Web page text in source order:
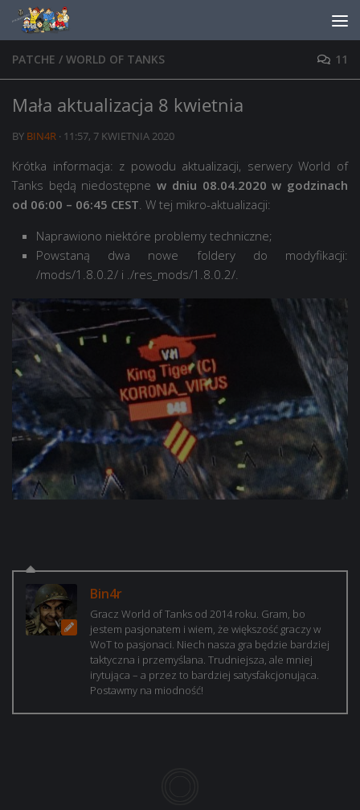
Skip to content
PATCHE / WORLD OF TANKS 11
Mała aktualizacja 8 kwietnia
BY BIN4R · 11:57, 7 KWIETNIA 2020
Krótka informacja: z powodu aktualizacji, serwery World of
Tanks będą niedostępnew dniu 08.04.2020 w godzinach
od 06:00 – 06:45 CEST. W tej mikro-aktualizacji:
Naprawiono niektóre problemy techniczne;
Powstaną dwa nowe foldery do modyfikacji:
/mods/1.8.0.2/ i ./res_mods/1.8.0.2/.
Bin4r
Gracz World of Tanks od 2014 roku. Gram, bo
jestem pasjonatem i wiem, że większość graczy w
WoT to pasjonaci. Niech nasza gra będzie bardziej
taktyczna i przemyślana. Trudniejsza, ale mniej
irytująca – a przez to bardziej satysfakcjonująca.
Postawmy na miodność!